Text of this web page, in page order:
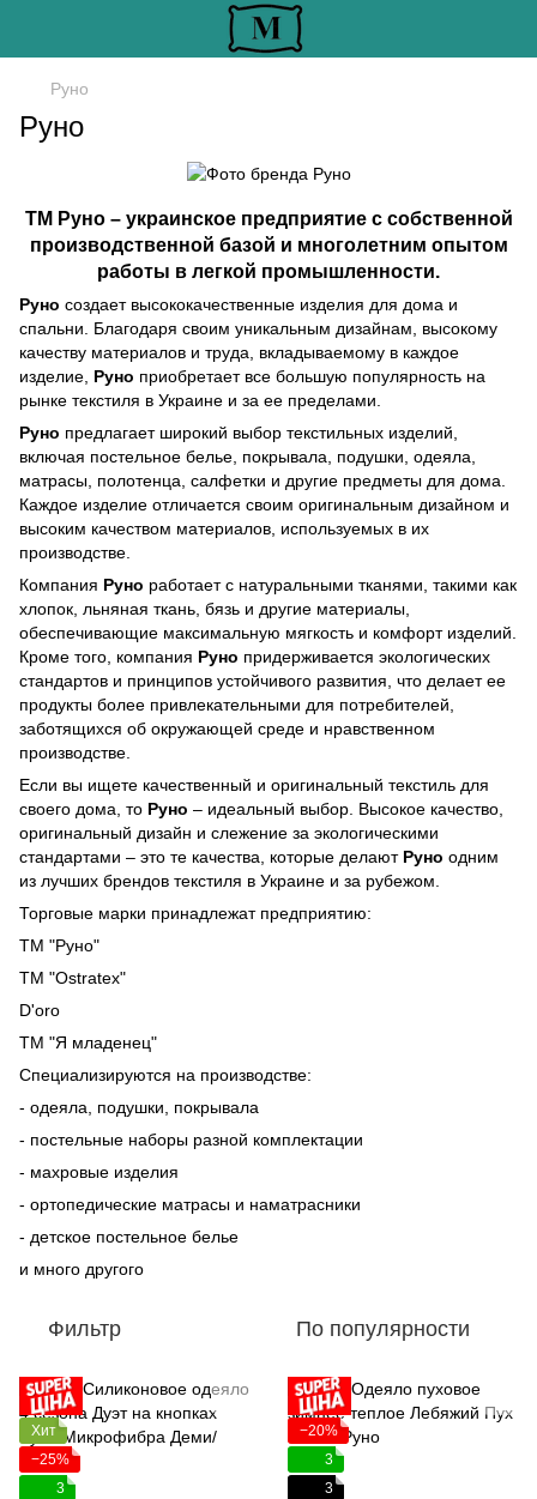
Руно
Руно
ТМ Руно – украинское предприятие с собственной
производственной базой и многолетним опытом
работы в легкой промышленности.
Руно создает высококачественные изделия для дома и
спальни. Благодаря своим уникальным дизайнам, высокому
качеству материалов и труда, вкладываемому в каждое
изделие, Руно приобретает все большую популярность на
рынке текстиля в Украине и за ее пределами.
Руно предлагает широкий выбор текстильных изделий,
включая постельное белье, покрывала, подушки, одеяла,
матрасы, полотенца, салфетки и другие предметы для дома.
Каждое изделие отличается своим оригинальным дизайном и
высоким качеством материалов, используемых в их
производстве.
Компания Руно работает с натуральными тканями, такими как
хлопок, льняная ткань, бязь и другие материалы,
обеспечивающие максимальную мягкость и комфорт изделий.
Кроме того, компания Руно придерживается экологических
стандартов и принципов устойчивого развития, что делает ее
продукты более привлекательными для потребителей,
заботящихся об окружающей среде и нравственном
производстве.
Если вы ищете качественный и оригинальный текстиль для
своего дома, то Руно – идеальный выбор. Высокое качество,
оригинальный дизайн и слежение за экологическими
стандартами – это те качества, которые делают Руно одним
из лучших брендов текстиля в Украине и за рубежом.
Торговые марки принадлежат предприятию:
ТМ "Руно"
ТМ "Ostratex"
D'oro
ТМ "Я младенец"
Специализируются на производстве:
- одеяла, подушки, покрывала
- постельные наборы разной комплектации
- махровые изделия
- ортопедические матрасы и наматрасники
- детское постельное белье
и много другого
Фильтр По популярности
Хит
−25%
3
−20%
3
3